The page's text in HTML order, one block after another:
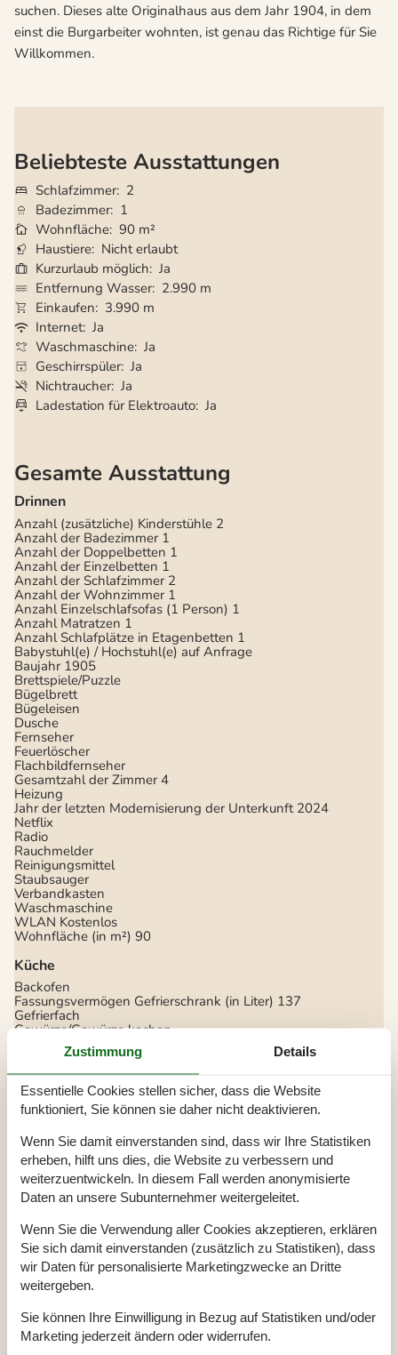
suchen. Dieses alte Originalhaus aus dem Jahr 1904, in dem
einst die Burgarbeiter wohnten, ist genau das Richtige für Sie
Willkommen.
Beliebteste Ausstattungen
Schlafzimmer 2
Badezimmer 1
Wohnfläche 90 m²
Haustiere Nicht erlaubt
Kurzurlaub möglich Ja
Entfernung Wasser 2.990 m
Einkaufen
3.990 m
Internet Ja
Waschmaschine Ja
Geschirrspüler Ja
Nichtraucher Ja
Ladestation für Elektroauto Ja
Gesamte Ausstattung
Drinnen
Anzahl (zusätzliche) Kinderstühle 2
Anzahl der Badezimmer 1
Anzahl der Doppelbetten 1
Anzahl der Einzelbetten 1
Anzahl der Schlafzimmer 2
Anzahl der Wohnzimmer 1
Anzahl Einzelschlafsofas (1 Person) 1
Anzahl Matratzen 1
Anzahl Schlafplätze in Etagenbetten 1
Babystuhl(e) / Hochstuhl(e) auf Anfrage
Baujahr 1905
Brettspiele/Puzzle
Bügelbrett
Bügeleisen
Dusche
Fernseher
Feuerlöscher
Flachbildfernseher
Gesamtzahl der Zimmer 4
Heizung
Jahr der letzten Modernisierung der Unterkunft 2024
Netflix
Radio
Rauchmelder
Reinigungsmittel
Staubsauger
Verbandkasten
Waschmaschine
WLAN Kostenlos
Wohnfläche (in m²) 90
Küche
Backofen
Fassungsvermögen Gefrierschrank (in Liter) 137
Gefrierfach
Gewürze/Gewürze kochen
Kaffeemaschine
Kochgrundlagen (Töpfe und Pfannen)
Küche
Küchenherd Electric
Küchenutensilien
Kühlschrank
Spülmaschine
Toaster
Wasserkocher
Weingläser
Außenkamin oder Feuerstelle
Garten
Gartenmöbel
Ladestation für Elektrofahrzeuge
Parken Kostenlos
Terrasse
Eignung
Zustimmung Details
Essentielle Cookies stellen sicher, dass die Website
funktioniert, Sie können sie daher nicht deaktivieren.
Wenn Sie damit einverstanden sind, dass wir Ihre Statistiken
erheben, hilft uns dies, die Website zu verbessern und
weiterzuentwickeln. In diesem Fall werden anonymisierte
Daten an unsere Subunternehmer weitergeleitet.
Wenn Sie die Verwendung aller Cookies akzeptieren, erklären
Sie sich damit einverstanden (zusätzlich zu Statistiken), dass
wir Daten für personalisierte Marketingzwecke an Dritte
weitergeben.
Sie können Ihre Einwilligung in Bezug auf Statistiken und/oder
Marketing jederzeit ändern oder widerrufen.